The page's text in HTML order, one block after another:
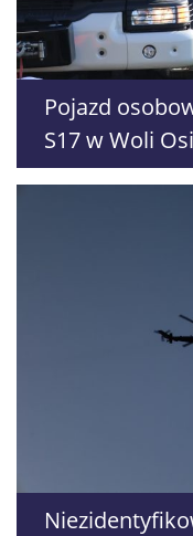
Pojazd
S17 w Woli
w kierunku